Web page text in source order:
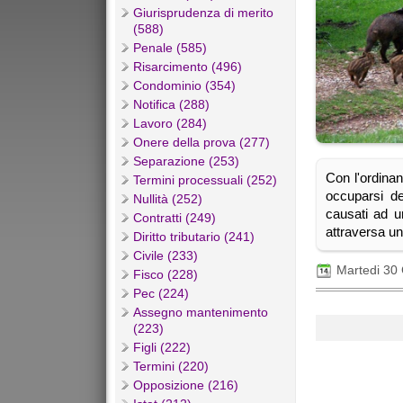
Giurisprudenza di merito
(588)
Penale (585)
Risarcimento (496)
Condominio (354)
Notifica (288)
Lavoro (284)
Onere della prova (277)
Separazione (253)
Termini processuali (252)
Nullità (252)
Contratti (249)
Diritto tributario (241)
Civile (233)
Fisco (228)
Pec (224)
Assegno mantenimento
(223)
Figli (222)
Termini (220)
Opposizione (216)
Con
occuparsi
causati ad
attraversa
Martedi 30